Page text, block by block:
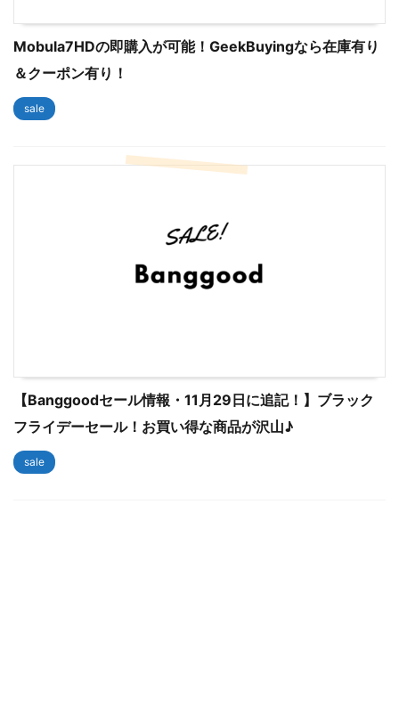
Mobula7HDの即購入が可能！GeekBuyingなら在庫有り
＆クーポン有り！
sale
【Banggoodセール情報・11月29日に追記！】ブラック
フライデーセール！お買い得な商品が沢山♪
sale